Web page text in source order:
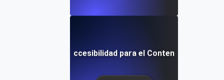
Directrices de Accesibilidad para el Contenido Web